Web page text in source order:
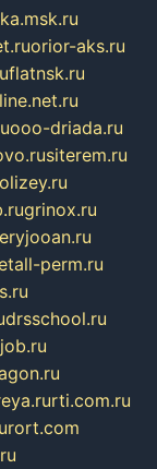
orior-aks.ru
flatnsk.ru
ooo-driada.ru
siterem.ru
grinox.ru
perm.ru
drsschool.ru
rti.com.ru